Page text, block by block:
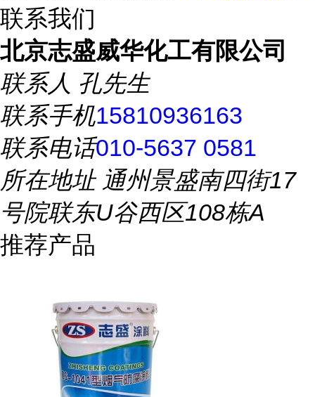
联系我们
北京志盛威华化工有限公司
联系人 孔先生
联系手机15810936163
联系电话010-5637 0581
所在地址通州景盛南四街17
号院联东U谷西区108栋A
推荐产品